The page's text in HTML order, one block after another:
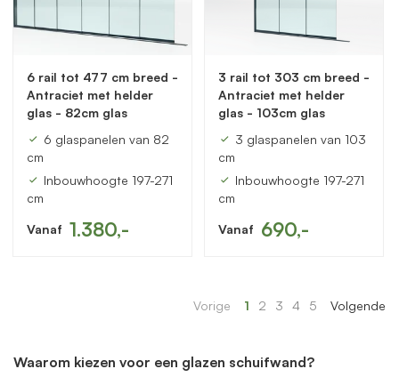
6 rail tot 477 cm breed -
Antraciet met helder
glas - 82cm glas
6 glaspanelen van 82
cm
Inbouwhoogte 197-271
cm
Vanaf 1.380,-
3 rail tot 303 cm breed -
Antraciet met helder
glas - 103cm glas
3 glaspanelen van 103
cm
Inbouwhoogte 197-271
cm
Vanaf 690,-
Vorige 1 2 3 4 5 Volgende
Waarom kiezen voor een glazen schuifwand?